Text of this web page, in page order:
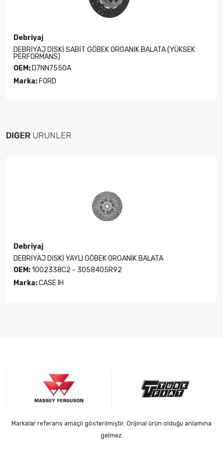
Debriyaj
DEBRİYAJ DİSKİ SABİT GÖBEK ORGANİK BALATA (YÜKSEK
PERFORMANS)
OEM: D7NN7550A
Marka: FORD
DIĞER ÜRÜNLER
Debriyaj
DEBRİYAJ DİSKİ YAYLI GÖBEK ORGANİK BALATA
OEM:1002338C2 - 3058405R92
Marka:CASE IH
Markalar referans amaçlı gösterilmiştir. Orijinal ürün olduğu anlamına
gelmez.